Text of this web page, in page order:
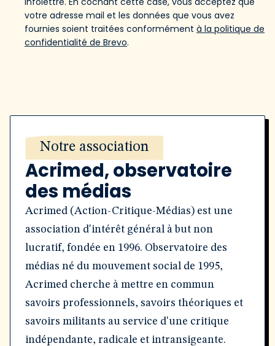
votre adresse mail et les données que vous avez
fournies soient traitées conformément à la politique de
confidentialité de Brevo.
Notre association
Acrimed, observatoire
des médias
Acrimed (Action-Critique-Médias) est une
association d'intérêt général à but non
lucratif, fondée en 1996. Observatoire des
médias né du mouvement social de 1995,
Acrimed cherche à mettre en commun
savoirs professionnels, savoirs théoriques et
savoirs militants au service d'une critique
indépendante, radicale et intransigeante.